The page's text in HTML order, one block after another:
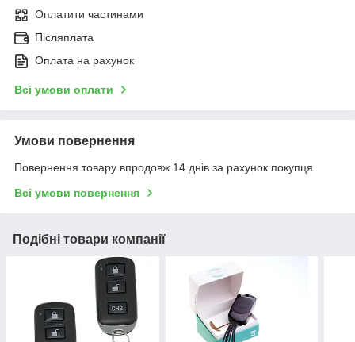
Оплатити частинами
Післяплата
Оплата на рахунок
Всі умови оплати
Умови повернення
Повернення товару впродовж 14 днів за рахунок покупця
Всі умови повернення
Подібні товари компанії